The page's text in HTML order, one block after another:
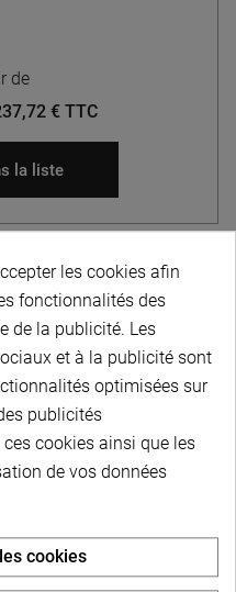
de
€ TTC
la liste
les cookies afin
fonctionnalités des
de la publicité. Les
et à la publicité sont
optimisées sur
publicités
cookies ainsi que les
de vos données
cookies